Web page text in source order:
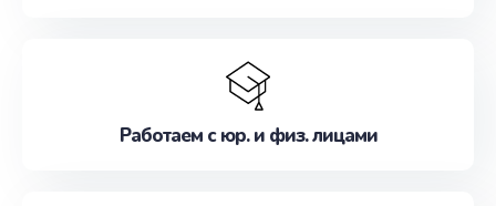
Работаем с юр. и физ. лицами